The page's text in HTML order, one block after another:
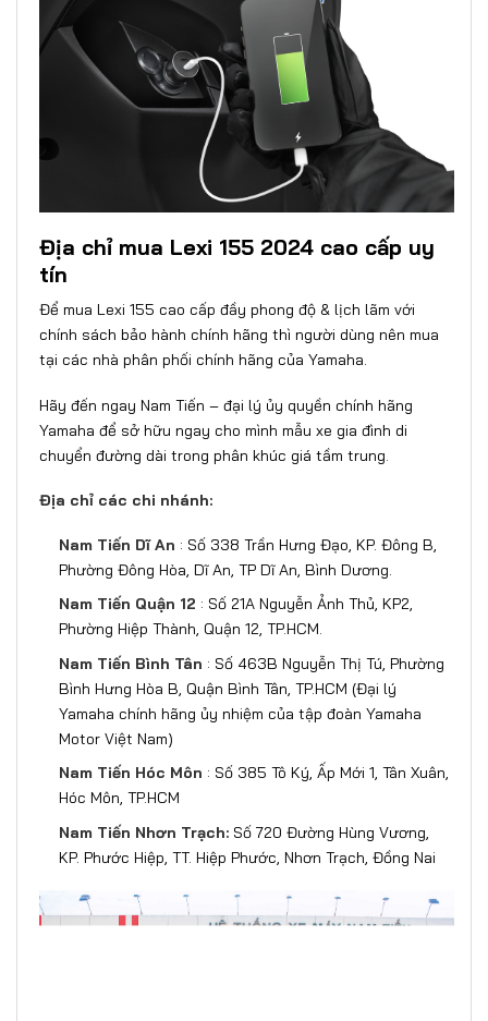
Địa chỉ mua Lexi 155 2024 cao cấp uy
tín
Để mua Lexi 155 cao cấp đầy phong độ & lịch lãm với
chính sách bảo hành chính hãng thì người dùng nên mua
tại các nhà phân phối chính hãng của Yamaha.
Hãy đến ngay Nam Tiến – đại lý ủy quyền chính hãng
Yamaha để sở hữu ngay cho mình mẫu xe gia đình di
chuyển đường dài trong phân khúc giá tầm trung.
Địa chỉ các chi nhánh:
Nam Tiến Dĩ An : Số 338 Trần Hưng Đạo, KP. Đông B,
Phường Đông Hòa, Dĩ An, TP Dĩ An, Bình Dương.
Nam Tiến Quận 12 : Số 21A Nguyễn Ảnh Thủ, KP2,
Phường Hiệp Thành, Quận 12, TP.HCM.
Nam Tiến Bình Tân : Số 463B Nguyễn Thị Tú, Phường
Bình Hưng Hòa B, Quận Bình Tân, TP.HCM (Đại lý
Yamaha chính hãng ủy nhiệm của tập đoàn Yamaha
Motor Việt Nam)
Nam Tiến Hóc Môn : Số 385 Tô Ký, Ấp Mới 1, Tân Xuân,
Hóc Môn, TP.HCM
Nam Tiến Nhơn Trạch: Số 720 Đường Hùng Vương,
KP. Phước Hiệp, TT. Hiệp Phước, Nhơn Trạch, Đồng Nai